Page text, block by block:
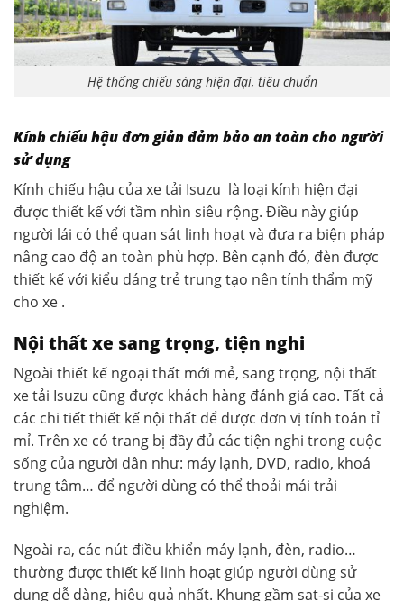
Hệ thống chiếu sáng hiện đại, tiêu chuẩn
Kính chiếu hậu đơn giản đảm bảo an toàn cho người
sử dụng
Kính chiếu hậu của xe tải Isuzu là loại kính hiện đại
được thiết kế với tầm nhìn siêu rộng. Điều này giúp
người lái có thể quan sát linh hoạt và đưa ra biện pháp
nâng cao độ an toàn phù hợp. Bên cạnh đó, đèn được
thiết kế với kiểu dáng trẻ trung tạo nên tính thẩm mỹ
cho xe .
Nội thất xe sang trọng, tiện nghi
Ngoài thiết kế ngoại thất mới mẻ, sang trọng, nội thất
xe tải Isuzu cũng được khách hàng đánh giá cao. Tất cả
các chi tiết thiết kế nội thất để được đơn vị tính toán tỉ
mỉ. Trên xe có trang bị đầy đủ các tiện nghi trong cuộc
sống của người dân như: máy lạnh, DVD, radio, khoá
trung tâm… để người dùng có thể thoải mái trải
nghiệm.
Ngoài ra, các nút điều khiển máy lạnh, đèn, radio…
thường được thiết kế linh hoạt giúp người dùng sử
dụng dễ dàng, hiệu quả nhất. Khung gầm sat-si của xe